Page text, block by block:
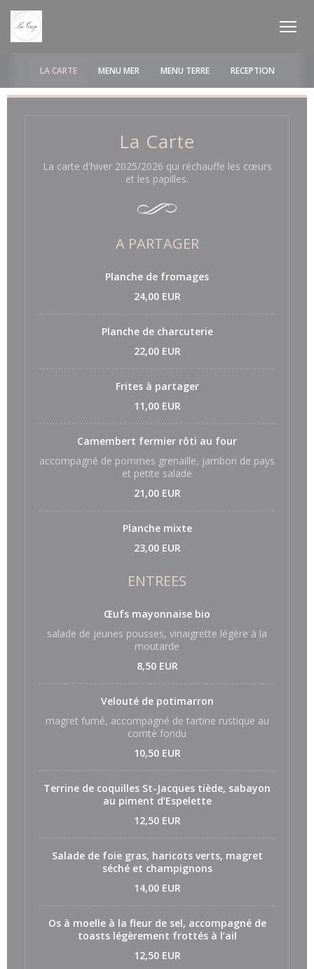
Панель управления cookies
La Carte
La carte d'hiver 2025/2026 qui réchauffe les cœurs
et les papilles.
A PARTAGER
Planche de fromages
24,00 EUR
Planche de charcuterie
22,00 EUR
Frites à partager
11,00 EUR
Camembert fermier rôti au four
accompagné de pommes grenaille, jambon de pays
et petite salade
21,00 EUR
Planche mixte
23,00 EUR
ENTREES
Œufs mayonnaise bio
salade de jeunes pousses, vinaigrette légère à la
moutarde
8,50 EUR
Velouté de potimarron
magret fumé, accompagné de tartine rustique au
comté fondu
10,50 EUR
Terrine de coquilles St-Jacques tiède, sabayon
au piment d’Espelette
12,50 EUR
Salade de foie gras, haricots verts, magret
séché et champignons
14,00 EUR
Os à moelle à la fleur de sel, accompagné de
toasts légèrement frottés à l’ail
12,50 EUR
LA CARTE MENU MER MENU TERRE RECEPTION